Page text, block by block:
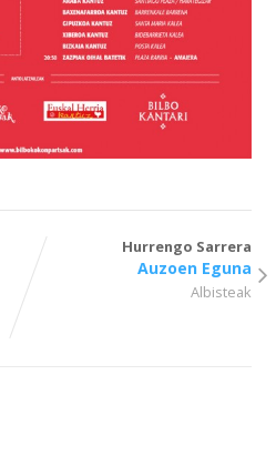
Hurrengo Sarrera
Auzoen Eguna
Albisteak